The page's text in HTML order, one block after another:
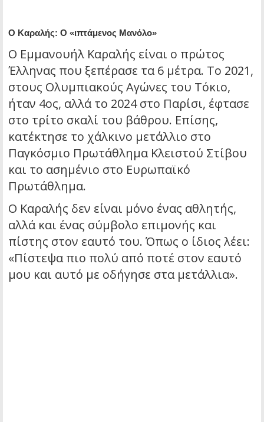
Ο Καραλής: Ο «ιπτάμενος Μανόλο»
Ο Εμμανουήλ Καραλής είναι ο πρώτος
Έλληνας που ξεπέρασε τα 6 μέτρα. Το 2021,
στους Ολυμπιακούς Αγώνες του Τόκιο,
ήταν 4ος, αλλά το 2024 στο Παρίσι, έφτασε
στο τρίτο σκαλί του βάθρου. Επίσης,
κατέκτησε το χάλκινο μετάλλιο στο
Παγκόσμιο Πρωτάθλημα Κλειστού Στίβου
και το ασημένιο στο Ευρωπαϊκό
Πρωτάθλημα.
Ο Καραλής δεν είναι μόνο ένας αθλητής,
αλλά και ένας σύμβολο επιμονής και
πίστης στον εαυτό του. Όπως ο ίδιος λέει:
«Πίστεψα πιο πολύ από ποτέ στον εαυτό
μου και αυτό με οδήγησε στα μετάλλια».